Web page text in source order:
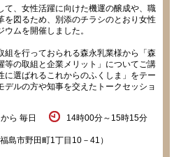
、女性活躍に向けた機運の醸成や、職
を図るため、別添のチラシのとおり女性
ムを開催しました。
を行っておられる森永乳業様から「森
等の取組と企業メリット」についてご講
に選ばれるこれからのふくしま」をテー
デルの方や知事を交えたトークセッショ
ら 毎日 14時00分～15時15分
島市野田町1丁目10－41）